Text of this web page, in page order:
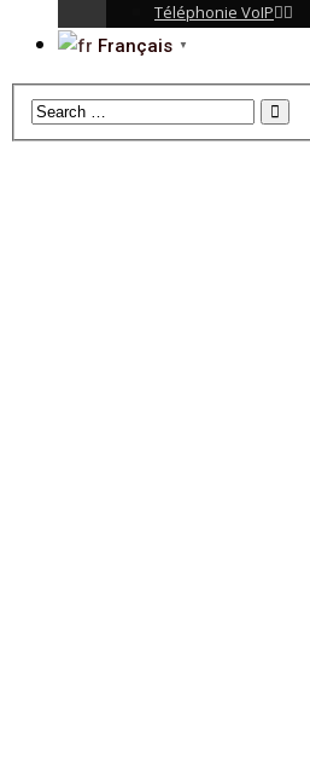
Téléphonie VoIP
Français
▼